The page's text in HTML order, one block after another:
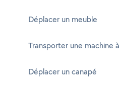
Déplacer un meuble
Transporter une machine
Déplacer un canapé